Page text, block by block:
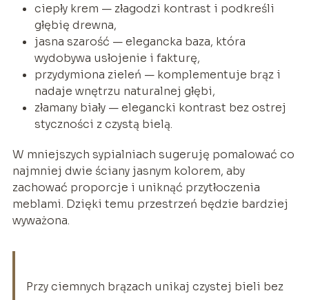
ciepły krem — złagodzi kontrast i podkreśli
głębię drewna,
jasna szarość — elegancka baza, która
wydobywa usłojenie i fakturę,
przydymiona zieleń — komplementuje brąz i
nadaje wnętrzu naturalnej głębi,
złamany biały — elegancki kontrast bez ostrej
styczności z czystą bielą.
W mniejszych sypialniach sugeruję pomalować co
najmniej dwie ściany jasnym kolorem, aby
zachować proporcje i uniknąć przytłoczenia
meblami. Dzięki temu przestrzeń będzie bardziej
wyważona.
Przy ciemnych brązach unikaj czystej bieli bez